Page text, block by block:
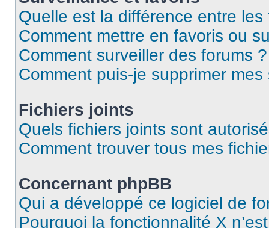
Quelle est la différence entre
Comment mettre en favoris ou
Comment surveiller des forums ?
Comment puis-je supprimer
Fichiers joints
Quels fichiers joints sont
Comment trouver tous mes
Concernant phpBB
Qui a développé ce logiciel de
Pourquoi la fonctionnalité X